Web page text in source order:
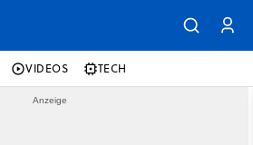
VIDEOS TECH